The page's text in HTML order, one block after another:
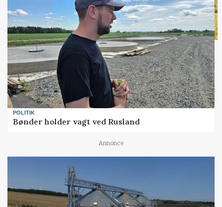
POLITIK
Bønder holder vagt ved Rusland
Annonce